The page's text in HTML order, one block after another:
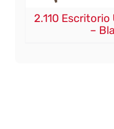
2.110 Escritorio
–